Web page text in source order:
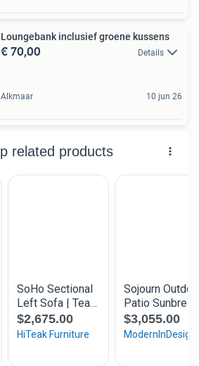
Loungebank inclusief groene kussens
€ 70,00 Details
Alkmaar 10 jun 26